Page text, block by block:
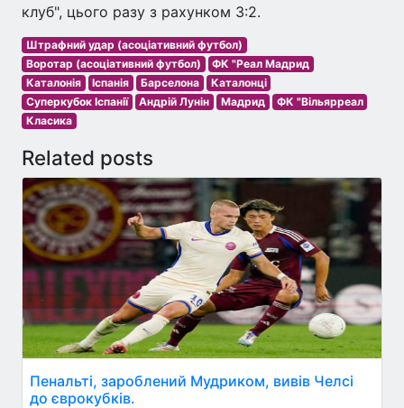
клуб", цього разу з рахунком 3:2.
Штрафний удар (асоціативний футбол)
Воротар (асоціативний футбол)
ФК "Реал Мадрид
Каталонія
Іспанія Барселона
Каталонці
Суперкубок Іспанії
Андрій Лунін Мадрид
ФК "Вільярреал
Класика
Related posts
Пенальті, зароблений Мудриком, вивів Челсі
до єврокубків.